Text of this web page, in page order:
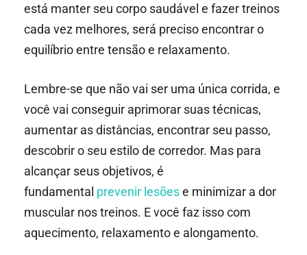
está manter seu corpo saudável e fazer treinos
cada vez melhores, será preciso encontrar o
equilíbrio entre tensão e relaxamento.
Lembre-se que não vai ser uma única corrida, e
você vai conseguir aprimorar suas técnicas,
aumentar as distâncias, encontrar seu passo,
descobrir o seu estilo de corredor. Mas para
alcançar seus objetivos, é
fundamental prevenir lesõese minimizar a dor
muscular nos treinos. E você faz isso com
aquecimento, relaxamento e alongamento.